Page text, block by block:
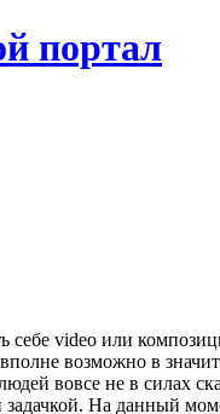
портал
себе video или
возможно в
вовсе не в силах
На данный